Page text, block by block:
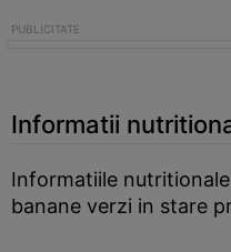
Informatii
Informatiile
banane verzi in stare